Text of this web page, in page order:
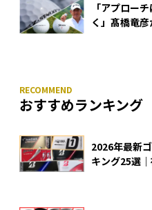
「アプロー
く」髙橋竜
おすすめランキング
2026年最新
キング25選